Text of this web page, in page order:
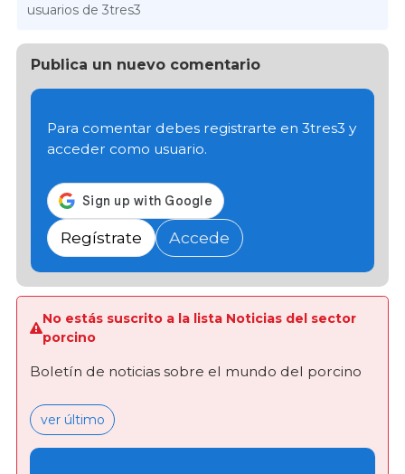
usuarios de 3tres3
Publica un nuevo comentario
Para comentar debes registrarte en 3tres3 y
acceder como usuario.
Regístrate Accede
No estás suscrito a la lista Noticias del sector
porcino
Boletín de noticias sobre el mundo del porcino
ver último